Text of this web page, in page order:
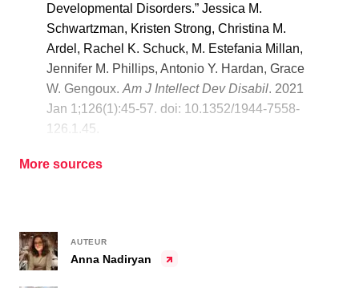
Developmental Disorders.” Jessica M.
Schwartzman, Kristen Strong, Christina M.
Ardel, Rachel K. Schuck, M. Estefania Millan,
Jennifer M. Phillips, Antonio Y. Hardan, Grace
W. Gengoux. Am J Intellect Dev Disabil. 2021
Jan 1;126(1):45-57. doi: 10.1352/1944-7558-
126.1.45.
More sources
Anna Nadiryan
AUTEUR